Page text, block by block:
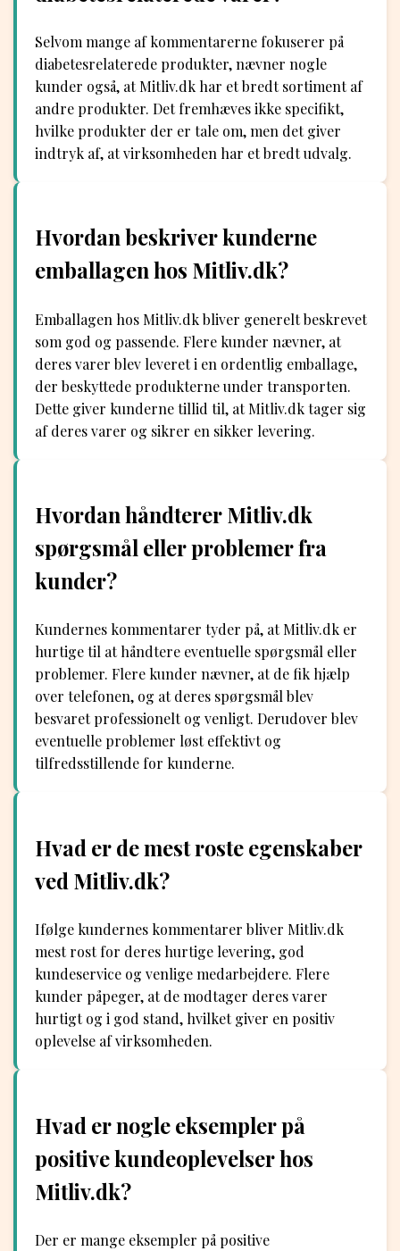
Selvom mange af kommentarerne fokuserer på
diabetesrelaterede produkter, nævner nogle
kunder også, at Mitliv.dk har et bredt sortiment af
andre produkter. Det fremhæves ikke specifikt,
hvilke produkter der er tale om, men det giver
indtryk af, at virksomheden har et bredt udvalg.
Hvordan beskriver kunderne
emballagen hos Mitliv.dk?
Emballagen hos Mitliv.dk bliver generelt beskrevet
som god og passende. Flere kunder nævner, at
deres varer blev leveret i en ordentlig emballage,
der beskyttede produkterne under transporten.
Dette giver kunderne tillid til, at Mitliv.dk tager sig
af deres varer og sikrer en sikker levering.
Hvordan håndterer Mitliv.dk
spørgsmål eller problemer fra
kunder?
Kundernes kommentarer tyder på, at Mitliv.dk er
hurtige til at håndtere eventuelle spørgsmål eller
problemer. Flere kunder nævner, at de fik hjælp
over telefonen, og at deres spørgsmål blev
besvaret professionelt og venligt. Derudover blev
eventuelle problemer løst effektivt og
tilfredsstillende for kunderne.
Hvad er de mest roste egenskaber
ved Mitliv.dk?
Ifølge kundernes kommentarer bliver Mitliv.dk
mest rost for deres hurtige levering, god
kundeservice og venlige medarbejdere. Flere
kunder påpeger, at de modtager deres varer
hurtigt og i god stand, hvilket giver en positiv
oplevelse af virksomheden.
Hvad er nogle eksempler på
positive kundeoplevelser hos
Mitliv.dk?
Der er mange eksempler på positive